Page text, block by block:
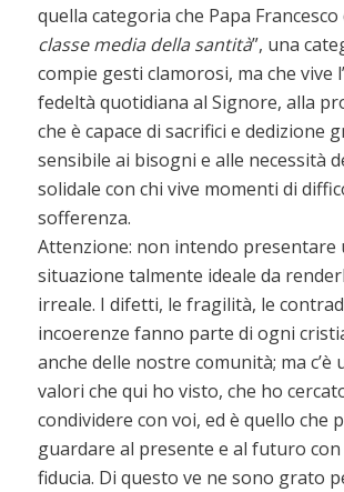
quella categoria che Papa Francesco
classe media della santità”, una
compie gesti clamorosi, ma che vive
fedeltà quotidiana al Signore, alla
che è capace di sacrifici e dedizione
sensibile ai bisogni e alle necessità
solidale con chi vive momenti di
sofferenza.
Attenzione: non intendo presentare
situazione talmente ideale da
irreale. I difetti, le fragilità, le
incoerenze fanno parte di ogni
anche delle nostre comunità; ma c’è
valori che qui ho visto, che ho
condividere con voi, ed è quello che
guardare al presente e al futuro con
fiducia. Di questo ve ne sono grato